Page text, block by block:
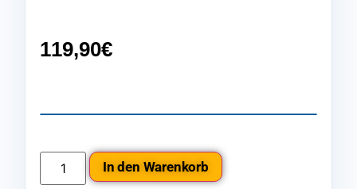
119,90€
In den Warenkorb